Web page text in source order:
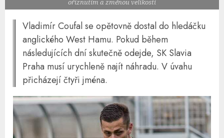
oříznutím a změnou velikosti
Vladimír Coufal se opětovně dostal do hledáčku
anglického West Hamu. Pokud během
následujících dní skutečně odejde, SK Slavia
Praha musí urychleně najít náhradu. V úvahu
přicházejí čtyři jména.